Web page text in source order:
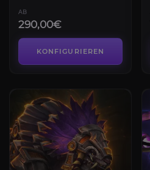
AB
290,00€
KONFIGURIEREN